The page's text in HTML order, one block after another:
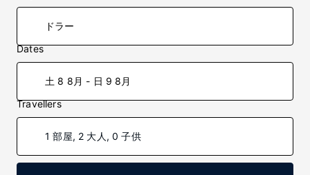
Dates
土 8 8月 - 日 9 8月
Travellers
1 部屋, 2 大人, 0 子供